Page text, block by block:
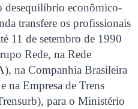
desequilíbrio econômico-
transfere os profissionais
11 de setembro de 1990
Rede, na Rede
na Companhia Brasileira
na Empresa de Trens
para o Ministério